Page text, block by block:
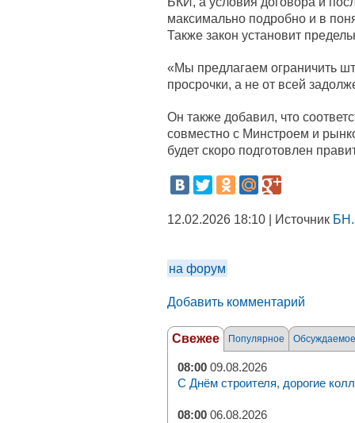
максимально подробно и в
Также закон установит
«Мы предлагаем ограничить
просрочки, а не от всей
Он также добавил, что
совместно с Минстроем и
будет скоро подготовлен
12.02.2026 18:10 | Источник
на форум
Добавить комментарий
Свежее Популярное Обсуждаемое
08:00 09.08.2026
С Днём строителя, дорогие
08:00 06.08.2026